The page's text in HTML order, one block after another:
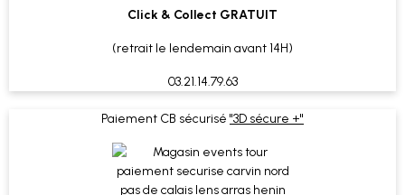
Click & Collect GRATUIT
(retrait le lendemain avant 14H)
03.21.14.79.63
Paiement CB sécurisé "3D sécure +"